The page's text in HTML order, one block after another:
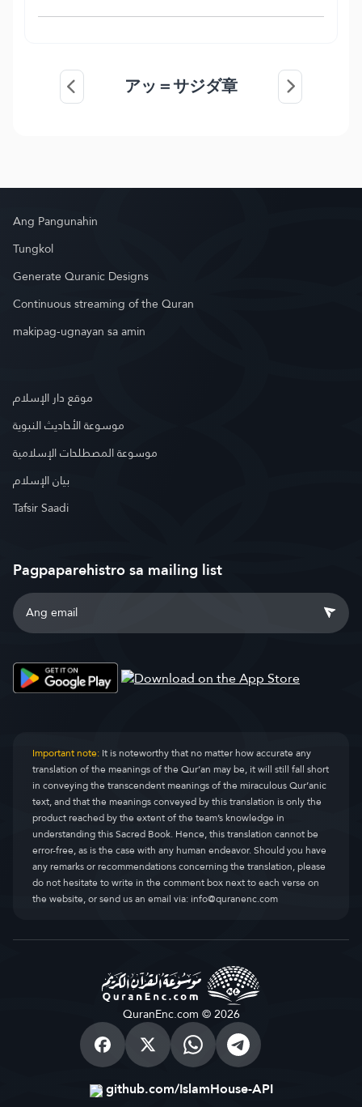
アッ＝サジダ章
Ang Pangunahin
Tungkol
Generate Quranic Designs
Continuous streaming of the Quran
makipag-ugnayan sa amin
موقع دار الإسلام
موسوعة الأحاديث النبوية
موسوعة المصطلحات الإسلامية
بيان الإسلام
Tafsir Saadi
Pagpaparehistro sa mailing list
Important note:It is noteworthy that no matter how accurate any
translation of the meanings of the Qur’an may be, it will still fall short
in conveying the transcendent meanings of the miraculous Qur’anic
text, and that the meanings conveyed by this translation is only the
product reached by the extent of the team’s knowledge in
understanding this Sacred Book. Hence, this translation cannot be
error-free, as is the case with any human endeavor. Should you have
any remarks or recommendations concerning the translation, please
do not hesitate to write in the comment box next to each verse on
the website, or send us an email via:info@quranenc.com
QuranEnc.com © 2026
github.com/IslamHouse-API